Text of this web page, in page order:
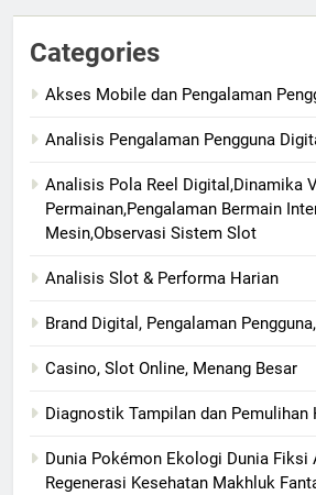
Categories
Akses Mobile dan Pengalaman
Analisis Pengalaman Pengguna
Analisis Pola Reel Digital,Dinamika
Permainan,Pengalaman Bermain
Mesin,Observasi Sistem Slot
Analisis Slot & Performa Harian
Brand Digital, Pengalaman
Casino, Slot Online, Menang Besar
Diagnostik Tampilan dan Pemulihan
Dunia Pokémon Ekologi Dunia Fiksi
Regenerasi Kesehatan Makhluk